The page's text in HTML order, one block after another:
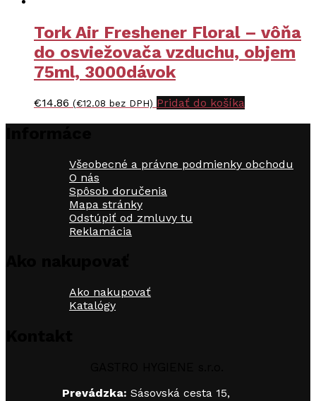
Tork Air Freshener Floral – vôňa
do osviežovača vzduchu, objem
75ml, 3000dávok
€14.86 (€12.08 bez DPH) Pridať do košíka
Všeobecné a právne podmienky obchodu
O nás
Spôsob doručenia
Mapa stránky
Odstúpiť od zmluvy tu
Reklamácia
Ako nakupovať
Katalógy
Prevádzka: Sásovská cesta 15,